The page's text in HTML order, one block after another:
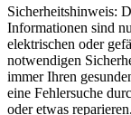
Sicherheitshinweis:
Informationen sind
elektrischen oder
notwendigen
immer Ihren
eine Fehlersuche
oder etwas